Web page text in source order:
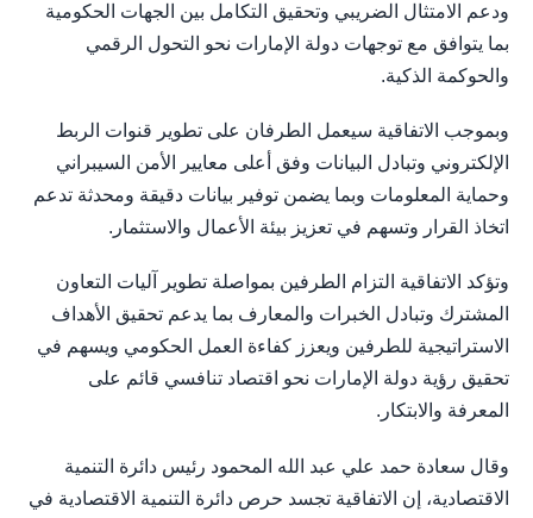
ودعم الامتثال الضريبي وتحقيق التكامل بين الجهات الحكومية
بما يتوافق مع توجهات دولة الإمارات نحو التحول الرقمي
والحوكمة الذكية.
وبموجب الاتفاقية سيعمل الطرفان على تطوير قنوات الربط
الإلكتروني وتبادل البيانات وفق أعلى معايير الأمن السيبراني
وحماية المعلومات وبما يضمن توفير بيانات دقيقة ومحدثة تدعم
اتخاذ القرار وتسهم في تعزيز بيئة الأعمال والاستثمار.
وتؤكد الاتفاقية التزام الطرفين بمواصلة تطوير آليات التعاون
المشترك وتبادل الخبرات والمعارف بما يدعم تحقيق الأهداف
الاستراتيجية للطرفين ويعزز كفاءة العمل الحكومي ويسهم في
تحقيق رؤية دولة الإمارات نحو اقتصاد تنافسي قائم على
المعرفة والابتكار.
وقال سعادة حمد علي عبد الله المحمود رئيس دائرة التنمية
الاقتصادية، إن الاتفاقية تجسد حرص دائرة التنمية الاقتصادية في